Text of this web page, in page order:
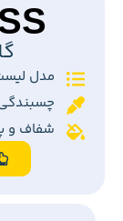
مدل
شفاف و